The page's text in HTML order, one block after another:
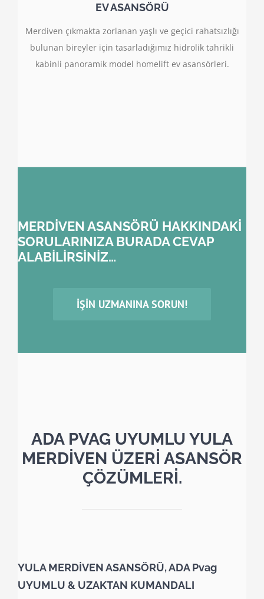
EV ASANSÖRÜ
Merdiven çıkmakta zorlanan yaşlı ve geçici rahatsızlığı
bulunan bireyler için tasarladığımız hidrolik tahrikli
kabinli panoramik model homelift ev asansörleri.
MERDİVEN ASANSÖRÜ HAKKINDAKİ
SORULARINIZA BURADA CEVAP
ALABİLİRSİNİZ…
İŞIN UZMANINA SORUN!
ADA PVAG UYUMLU YULA
MERDİVEN ÜZERİ ASANSÖR
ÇÖZÜMLERİ.
YULA MERDİVEN ASANSÖRÜ, ADA Pvag
UYUMLU & UZAKTAN KUMANDALI